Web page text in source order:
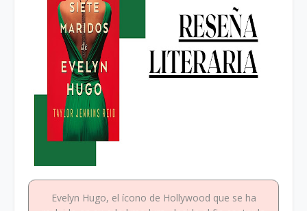
Evelyn Hugo, el ícono de Hollywood que se ha